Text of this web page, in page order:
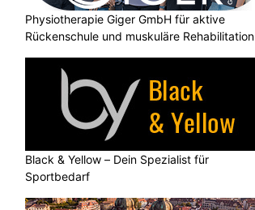
Physiotherapie Giger GmbH für aktive
Rückenschule und muskuläre Rehabilitation
Black & Yellow – Dein Spezialist für
Sportbedarf